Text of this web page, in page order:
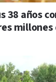
38 años
millones